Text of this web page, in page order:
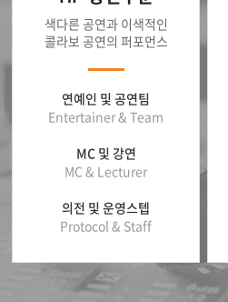
색다른 공연과 이색적인
콜라보 공연의 퍼포먼스
연예인 및 공연팀
Entertainer & Team
MC 및 강연
MC & Lecturer
의전 및 운영스텝
Protocol & Staff